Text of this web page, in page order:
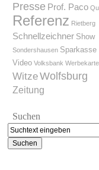
Presse Prof. Paco
Referenz Rietberg
Schnellzeichner Show
Sondershausen Sparkasse
Video Volksbank
WitzeWolfsburg
Zeitung
Suchen